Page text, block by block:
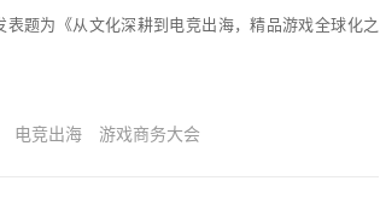
题为《从文化深耕到电竞出海，精品游戏全球化之
电竞出海 游戏商务大会